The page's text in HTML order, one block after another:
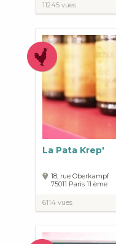
11245 vues
La Pata Krep'
18, rue Oberkampf
75011 Paris 11 ème
6114 vues